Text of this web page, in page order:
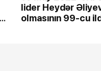
lider Heydər
olmasının 99-cu